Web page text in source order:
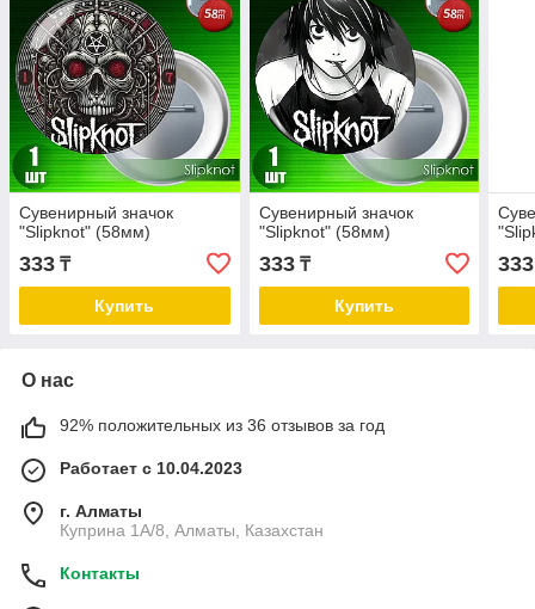
Сувенирный значок
"Slipknot" (58мм)
333 ₸
Купить
Сувенирный значок
"Slipknot" (58мм)
333₸
Купить
333
О нас
92% положительных из 36 отзывов за год
Работает с 10.04.2023
г. Алматы
Куприна 1A/8, Алматы, Казахстан
Контакты